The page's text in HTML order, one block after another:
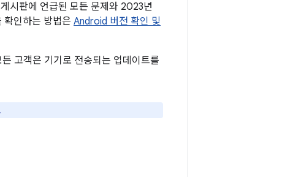
시판에 언급된 모든 문제와 2023년
확인하는 방법은 Android 버전 확인 및
고객은 기기로 전송되는 업데이트를